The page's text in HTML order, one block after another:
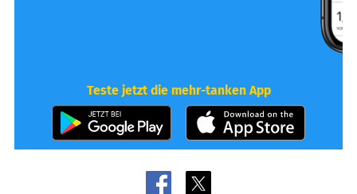
Teste jetzt die mehr-tanken App